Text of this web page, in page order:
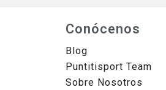
Conócenos
Blog
Puntitisport Team
Sobre Nosotros